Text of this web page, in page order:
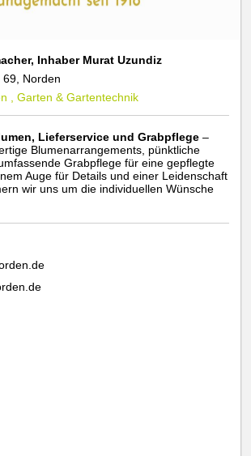
Inhaber Murat Uzundiz
Norden
, Garten & Gartentechnik
Lieferservice und Grabpflege –
Blumenarrangements, pünktliche
Grabpflege für eine gepflegte
Auge für Details und einer Leidenschaft
wir uns um die individuellen Wünsche